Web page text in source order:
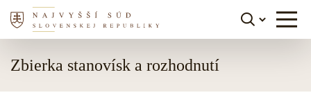
Zbierka stanovísk a rozhodnutí